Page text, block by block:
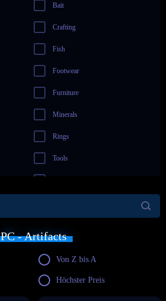
Bait
Crafting
Fish
Footwear
Furniture
Minerals
Rings
Tools
PC - Artifacts
Von Z bis A
Höchster Preis